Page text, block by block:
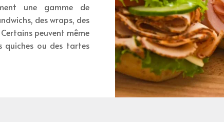
une gamme de
des wraps, des
peuvent même
quiches ou des tartes